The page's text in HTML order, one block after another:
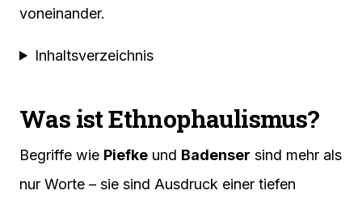
voneinander.
Inhaltsverzeichnis
Was ist Ethnophaulismus?
Begriffe wie Piefke und Badenser sind mehr als
nur Worte – sie sind Ausdruck einer tiefen